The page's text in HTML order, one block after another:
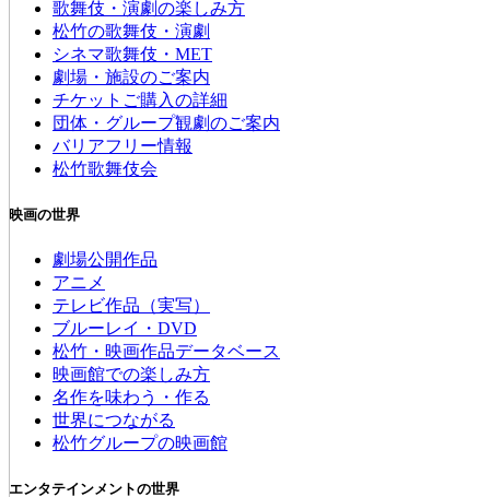
歌舞伎・演劇の楽しみ方
松竹の歌舞伎・演劇
シネマ歌舞伎・MET
劇場・施設のご案内
チケットご購入の詳細
団体・グループ観劇のご案内
バリアフリー情報
松竹歌舞伎会
映画の世界
劇場公開作品
アニメ
テレビ作品（実写）
ブルーレイ・DVD
松竹・映画作品データベース
映画館での楽しみ方
名作を味わう・作る
世界につながる
松竹グループの映画館
エンタテインメントの世界